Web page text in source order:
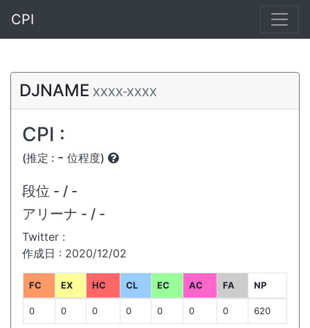
CPI
DJNAME XXXX-XXXX
CPI :
(推定 : - 位程度)
段位 - / -
アリーナ - / -
Twitter :
作成日 : 2020/12/02
FC EX HC CL EC AC FA NP
0 0 0 0 0 0 0 620